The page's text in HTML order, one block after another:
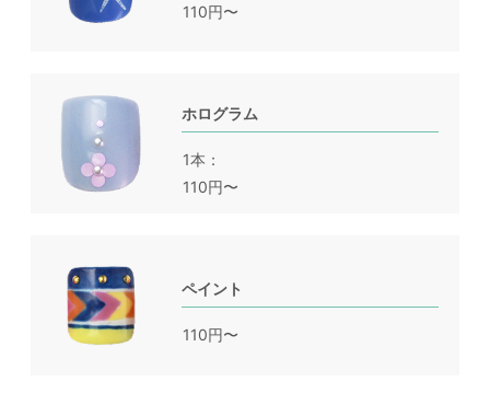
110円〜
ホログラム
1本
110円〜
ペイント
110円〜